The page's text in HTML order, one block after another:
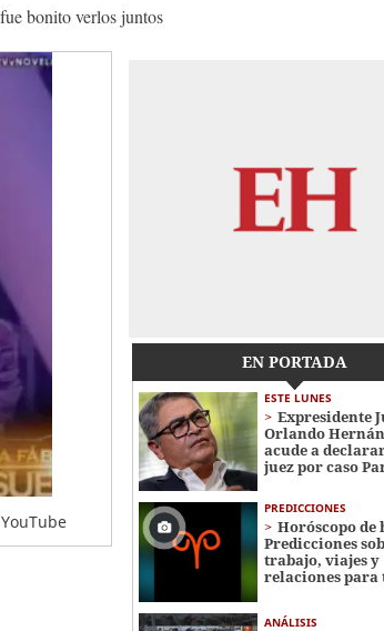
bonito verlos juntos
EN PORTADA
ESTE LUNES
Expresidente
Orlando
acude a
juez por caso
PREDICCIONES
Horóscopo de
Predicciones
trabajo, viajes y
relaciones para
ANÁLISIS